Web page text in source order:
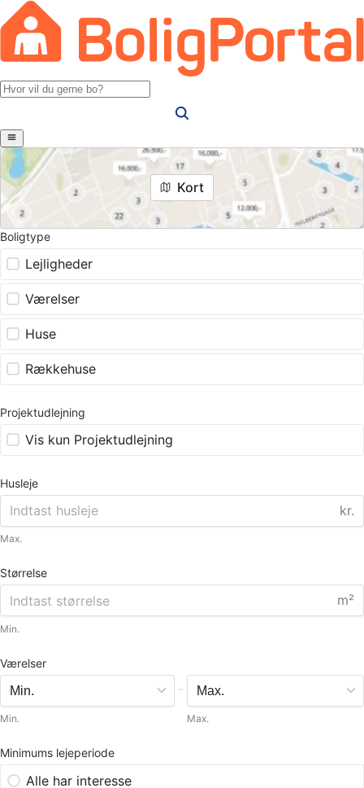
Kort
Boligtype
Lejligheder
Værelser
Huse
Rækkehuse
Projektudlejning
Vis kun Projektudlejning
Husleje
kr.
Max.
Størrelse
m²
Min.
Værelser
Min.
-
Max.
Minimums lejeperiode
Alle har interesse